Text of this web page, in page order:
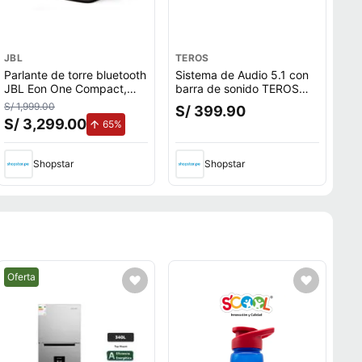
JBL
Parlante de torre bluetooth
JBL Eon One Compact,
potencia 120W, hasta
12horas de reproducción,
función TWS, negro
S/ 1,999.00
S/ 3,299.00 65%
Shopstar
TEROS
Sistema de Audio 5.1 con
barra de sonido TEROS
Legacy 6053 200W BT
USB Micrófono
S/ 399.90
Shopstar
Mejor precio.
Oferta